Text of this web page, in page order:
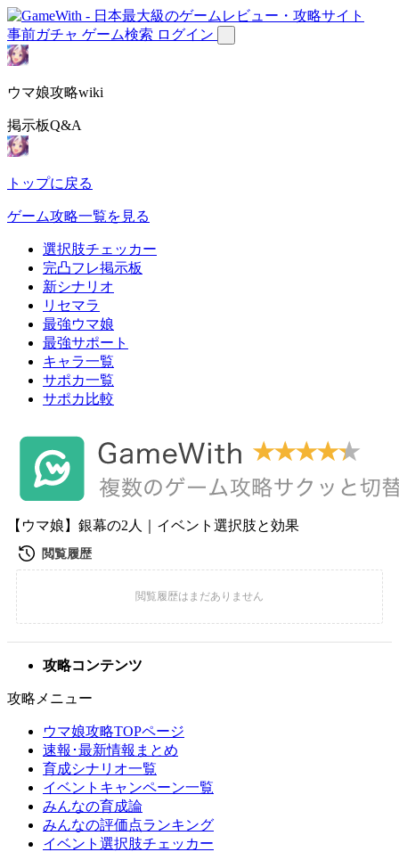
事前ガチャ ゲーム検索 ログイン
ウマ娘攻略wiki
掲示板Q&A
トップに戻る
ゲーム攻略一覧を見る
選択肢チェッカー
完凸フレ掲示板
新シナリオ
リセマラ
最強ウマ娘
最強サポート
キャラ一覧
サポカ一覧
サポカ比較
【ウマ娘】銀幕の2人｜イベント選択肢と効果
攻略コンテンツ
攻略メニュー
ウマ娘攻略TOPページ
速報･最新情報まとめ
育成シナリオ一覧
イベントキャンペーン一覧
みんなの育成論
みんなの評価点ランキング
イベント選択肢チェッカー